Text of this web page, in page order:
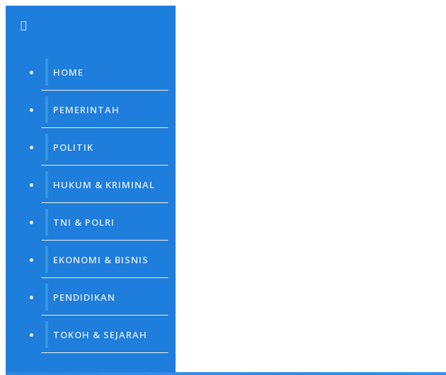
HOME
PEMERINTAH
POLITIK
HUKUM & KRIMINAL
TNI & POLRI
EKONOMI & BISNIS
PENDIDIKAN
TOKOH & SEJARAH